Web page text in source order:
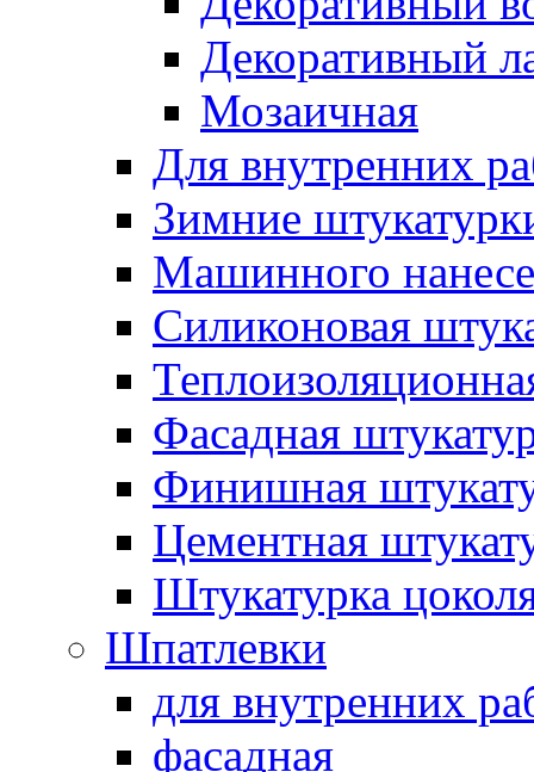
Декоративный
Мозаичная
Для внутренних
Зимние
Машинного
Силиконовая
Фасадная
Финишная
Цементная
Штукатурка
Шпатлевки
для внутренних
фасадная